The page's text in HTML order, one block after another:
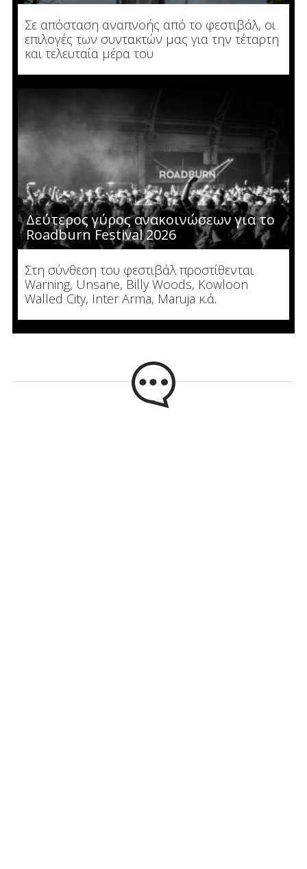
Σε απόσταση αναπνοής από το φεστιβάλ, οι
επιλογές των συντακτών μας για την τέταρτη
και τελευταία μέρα του
Δεύτερος γύρος ανακοινώσεων για το
Roadburn Festival 2026
Στη σύνθεση του φεστιβάλ προστίθενται
Warning, Unsane, Billy Woods, Kowloon
Walled City, Inter Arma, Maruja κ.ά.